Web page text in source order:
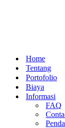
Home
Tentang
Portofolio
Biaya
Informasi
FAQ